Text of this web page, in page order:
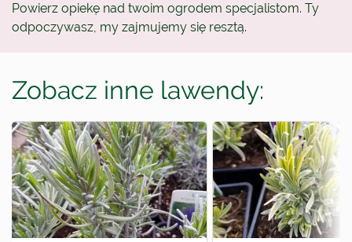
Powierz opiekę nad twoim ogrodem specjalistom. Ty
odpoczywasz, my zajmujemy się resztą.
Zobacz inne lawendy: